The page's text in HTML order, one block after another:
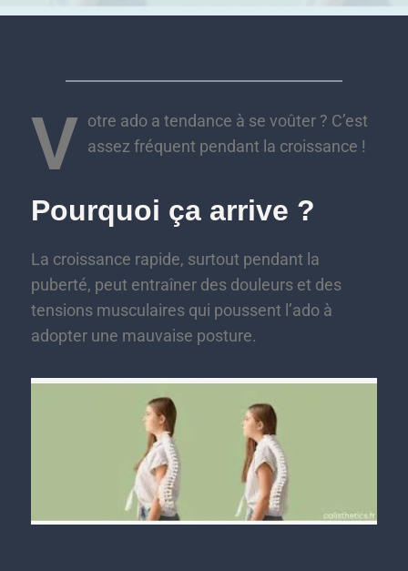
V otre ado a tendance à se voûter ? C’est
assez fréquent pendant la croissance !
Pourquoi ça arrive ?
La croissance rapide, surtout pendant la
puberté, peut entraîner des douleurs et des
tensions musculaires qui poussent l’ado à
adopter une mauvaise posture.